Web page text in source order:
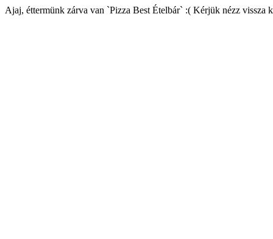
Ajaj, éttermünk zárva van `Pizza Best Ételbár` :( Kérjük nézz vissza